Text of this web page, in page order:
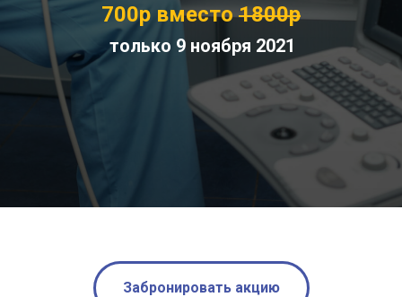
только 9 ноября 2021
700р вместо1800р
Забронировать акцию